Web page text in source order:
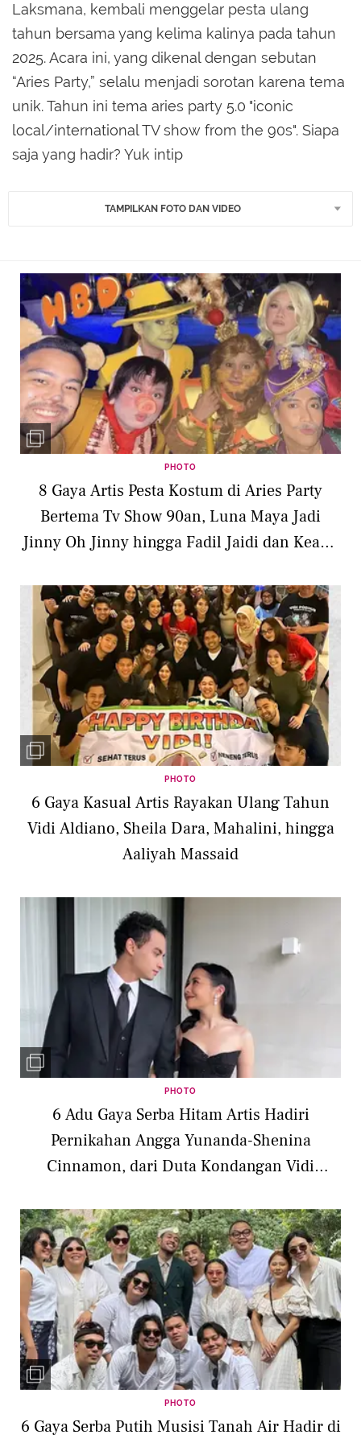
Laksmana, kembali menggelar pesta ulang
tahun bersama yang kelima kalinya pada tahun
2025. Acara ini, yang dikenal dengan sebutan
“Aries Party,” selalu menjadi sorotan karena tema
unik. Tahun ini tema aries party 5.0 "iconic
local/international TV show from the 90s". Siapa
saja yang hadir? Yuk intip
TAMPILKAN FOTO DAN VIDEO
PHOTO
8 Gaya Artis Pesta Kostum di Aries Party
Bertema Tv Show 90an, Luna Maya Jadi
Jinny Oh Jinny hingga Fadil Jaidi dan Keanu
PHOTO
6 Gaya Kasual Artis Rayakan Ulang Tahun
Vidi Aldiano, Sheila Dara, Mahalini, hingga
Aaliyah Massaid
PHOTO
6 Adu Gaya Serba Hitam Artis Hadiri
Pernikahan Angga Yunanda-Shenina
Cinnamon, dari Duta Kondangan Vidi
PHOTO
6 Gaya Serba Putih Musisi Tanah Air Hadir di